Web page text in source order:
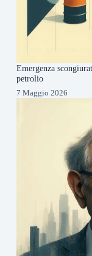
Emergenza
petrolio
7 Maggio 2026